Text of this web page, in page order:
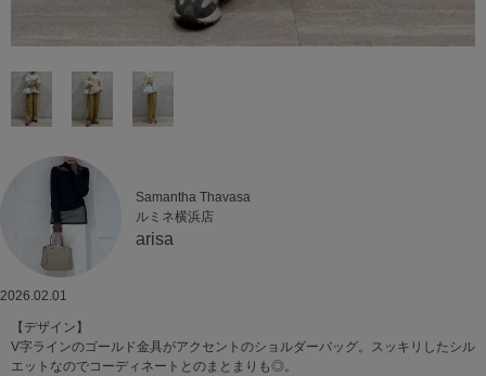
Samantha Thavasa
ルミネ横浜店
arisa
2026.02.01
【デザイン】
V字ラインのゴールド金具がアクセントのショルダーバッグ。スッキリしたシル
エットなのでコーディネートとのまとまりも◎。